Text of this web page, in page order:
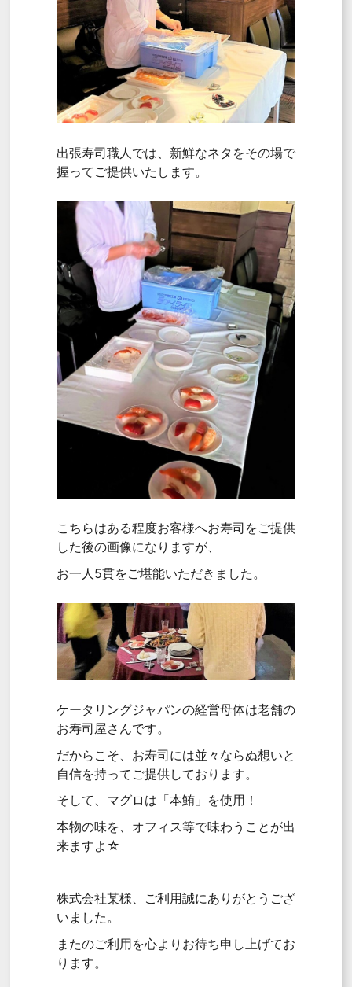
出張寿司職人では、新鮮なネタをその場で
握ってご提供いたします。
こちらはある程度お客様へお寿司をご提供
した後の画像になりますが、
お一人5貫をご堪能いただきました。
ケータリングジャパンの経営母体は老舗の
お寿司屋さんです。
だからこそ、お寿司には並々ならぬ想いと
自信を持ってご提供しております。
そして、マグロは「本鮪」を使用！
本物の味を、オフィス等で味わうことが出
来ますよ☆
株式会社某様、ご利用誠にありがとうござ
いました。
またのご利用を心よりお待ち申し上げてお
ります。